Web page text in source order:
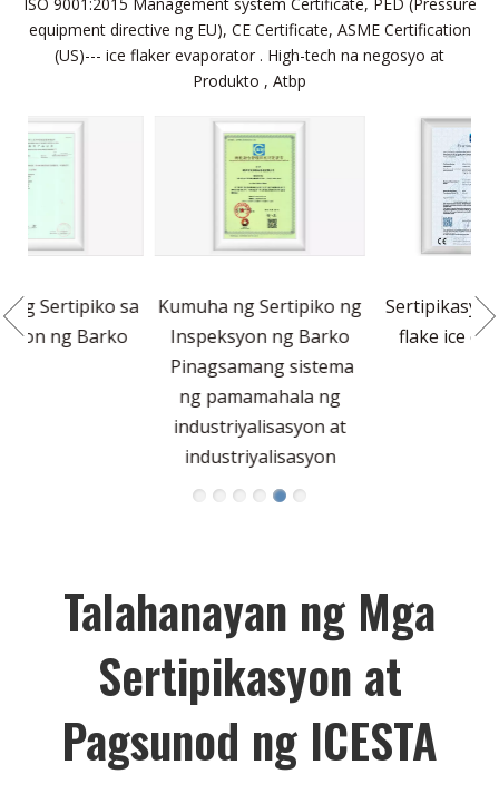
equipment directive ng EU), CE Certificate, ASME Certification
(US)--- ice flaker evaporator . High-tech na negosyo at
Produkto , Atbp
Kumuha ng Sertipiko ng
Inspeksyon ng Barko
Pinagsamang sistema
ng pamamahala ng
industriyalisasyon at
industriyalisasyon
Sertipikasyon ng CE ng
flake ice evaporator
Talahanayan ng Mga
Sertipikasyon at
Pagsunod ng ICESTA